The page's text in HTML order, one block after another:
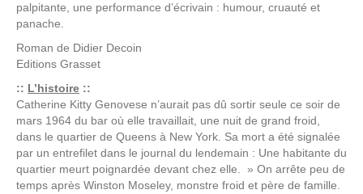
palpitante, une performance d’écrivain : humour, cruauté et
panache.
Roman de Didier Decoin
Editions Grasset
:: L’histoire ::
Catherine Kitty Genovese n’aurait pas dû sortir seule ce soir de
mars 1964 du bar où elle travaillait, une nuit de grand froid,
dans le quartier de Queens à New York. Sa mort a été signalée
par un entrefilet dans le journal du lendemain : Une habitante du
quartier meurt poignardée devant chez elle. » On arrête peu de
temps après Winston Moseley, monstre froid et père de famille.